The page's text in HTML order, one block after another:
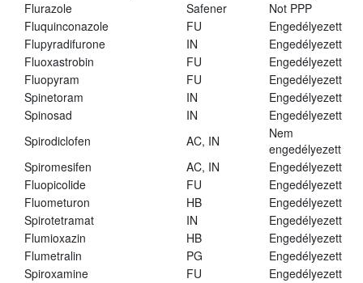
Flurazole
Safener
Not PPP
Fluquinconazole
FU
Engedélyezett
Flupyradifurone
IN
Engedélyezett
Fluoxastrobin
FU
Engedélyezett
Fluopyram
FU
Engedélyezett
Spinetoram
IN
Engedélyezett
Spinosad
IN
Engedélyezett
Spirodiclofen
AC, IN
Nem
engedélyezett
Spiromesifen
AC, IN
Engedélyezett
Fluopicolide
FU
Engedélyezett
Fluometuron
HB
Engedélyezett
Spirotetramat
IN
Engedélyezett
Flumioxazin
HB
Engedélyezett
Flumetralin
PG
Engedélyezett
Spiroxamine
FU
Engedélyezett